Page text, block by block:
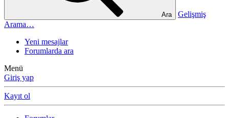
Ara
Gelişmiş
Arama…
Yeni mesajlar
Forumlarda ara
Menü
Giriş yap
Kayıt ol